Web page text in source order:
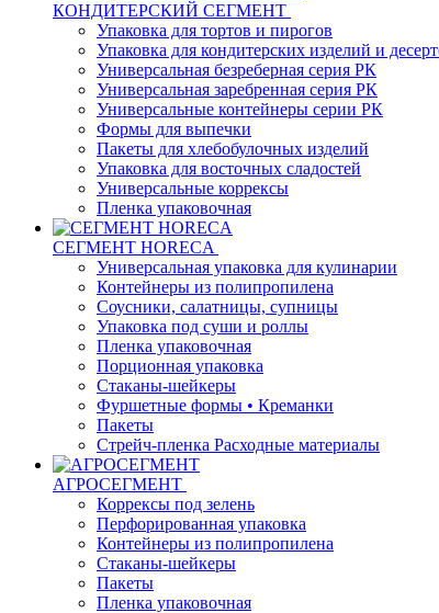
КОНДИТЕРСКИЙ СЕГМЕНТ
Упаковка для тортов и пирогов
Упаковка для кондитерских изделий и
Универсальная безреберная серия РК
Универсальная заребренная серия РК
Универсальные контейнеры серии РК
Формы для выпечки
Пакеты для хлебобулочных изделий
Упаковка для восточных сладостей
Универсальные коррексы
Пленка упаковочная
СЕГМЕНТ HORECA
Универсальная упаковка для кулинарии
Контейнеры из полипропилена
Соусники, салатницы, супницы
Упаковка под суши и роллы
Пленка упаковочная
Порционная упаковка
Стаканы-шейкеры
Фуршетные формы • Креманки
Пакеты
Стрейч-пленка Расходные материалы
АГРОСЕГМЕНТ
Коррексы под зелень
Перфорированная упаковка
Контейнеры из полипропилена
Стаканы-шейкеры
Пакеты
Пленка упаковочная